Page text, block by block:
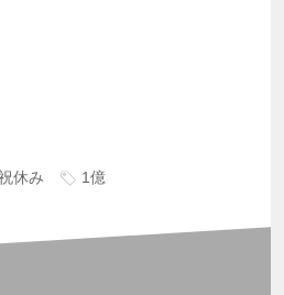
休み 1億